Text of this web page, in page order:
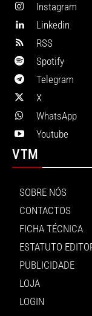
Instagram
Linkedin
RSS
Spotify
Telegram
X
WhatsApp
Youtube
VTM
SOBRE NÓS
CONTACTOS
FICHA TÉCNICA
ESTATUTO
PUBLICIDADE
LOJA
LOGIN